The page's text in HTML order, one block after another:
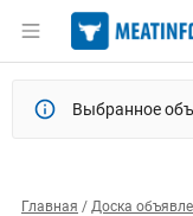
Выбранное
Главная Доска